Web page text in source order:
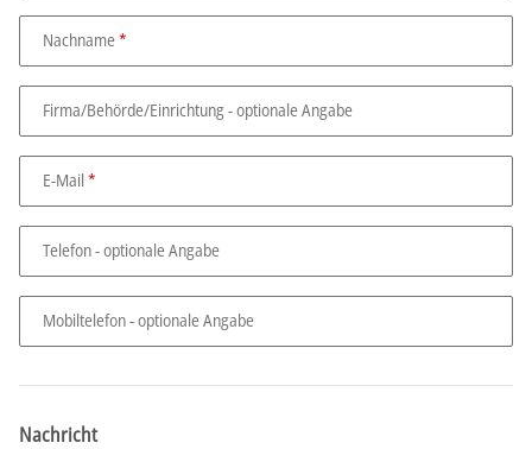
Nachname
Firma/Behörde/Einrichtung- optionale Angabe
E-Mail
Telefon- optionale Angabe
Mobiltelefon- optionale Angabe
Nachricht